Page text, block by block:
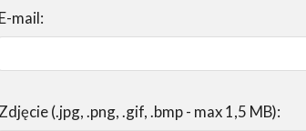
E-mail:
Zdjęcie (.jpg, .png, .gif, .bmp - max 1,5 MB):